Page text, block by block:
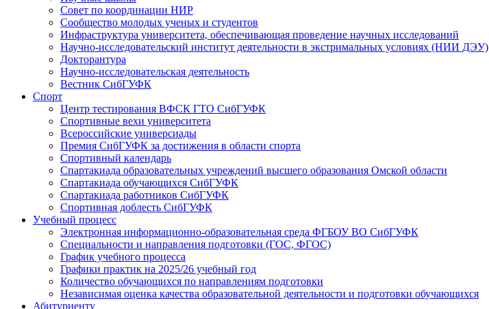
Совет по координации НИР
Сообщество молодых ученых и студентов
Инфраструктура университета, обеспечивающая проведение научных исследований
Научно-исследовательский институт деятельности в экстримальных условиях (НИИ ДЭУ)
Докторантура
Научно-исследовательская деятельность
Вестник СибГУФК
Спорт
Центр тестирования ВФСК ГТО СибГУФК
Спортивные вехи университета
Всероссийские универсиады
Премия СибГУФК за достижения в области спорта
Спортивный календарь
Спартакиада образовательных учреждений высшего образования Омской области
Спартакиада обучающихся СибГУФК
Спартакиада работников СибГУФК
Спортивная доблесть СибГУФК
Учебный процесс
Электронная информационно-образовательная среда ФГБОУ ВО СибГУФК
Специальности и направления подготовки (ГОС, ФГОС)
График учебного процесса
Графики практик на 2025/26 учебный год
Количество обучающихся по направлениям подготовки
Независимая оценка качества образовательной деятельности и подготовки обучающихся
Абитуриенту